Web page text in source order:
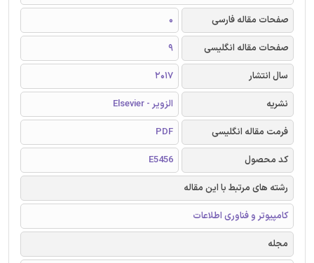
صفحات مقاله فارسی
0
صفحات مقاله انگلیسی
9
سال انتشار
2017
نشریه
الزویر - Elsevier
فرمت مقاله انگلیسی
PDF
کد محصول
E5456
رشته های مرتبط با این مقاله
کامپیوتر و فناوری اطلاعات
مجله